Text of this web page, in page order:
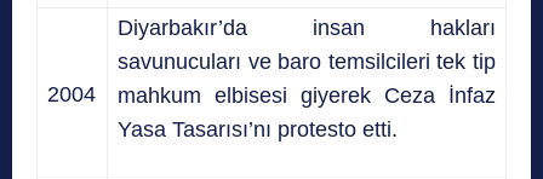
2004
Diyarbakır’da insan hakları
savunucuları ve baro temsilcileri tek tip
mahkum elbisesi giyerek Ceza İnfaz
Yasa Tasarısı’nı protesto etti.